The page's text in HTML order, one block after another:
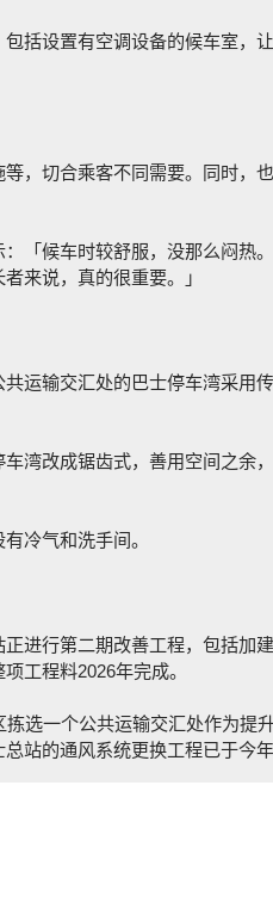
括设置有空调设备的候车室，
，切合乘客不同需要。同时，
「候车时较舒服，没那么闷热
来说，真的很重要。」
运输交汇处的巴士停车湾采用
湾改成锯齿式，善用空间之余
冷气和洗手间。
进行第二期改善工程，包括加
工程料2026年完成。
选一个公共运输交汇处作为提
站的通风系统更换工程已于今年